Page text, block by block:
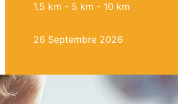
1.5 km - 5 km - 10 km
26 Septembre 2026